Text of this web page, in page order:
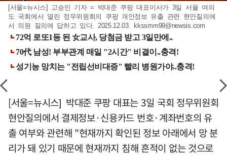
[서울=뉴시스] 고승민 기자 = 박대준 쿠팡 대표이사가 3일 서울 여의
도 국회에서 열린 정무위원회의 쿠팡 개인정보 유출 관련 현안질의에
서 의원 질의에 답하고 있다. 2025.12.03. kkssmm99@newsis.com
[서울=뉴시스] 박대준 쿠팡 대표는 3일 국회 정무위원회
현안질의에서 결제정보·신용카드 번호·계좌번호의 유
출 여부와 관련해 "현재까지 확인된 정보 아래에서 망 분
리가 돼 있기 때문에 현재까지 침해 흔적이 없는 것으로